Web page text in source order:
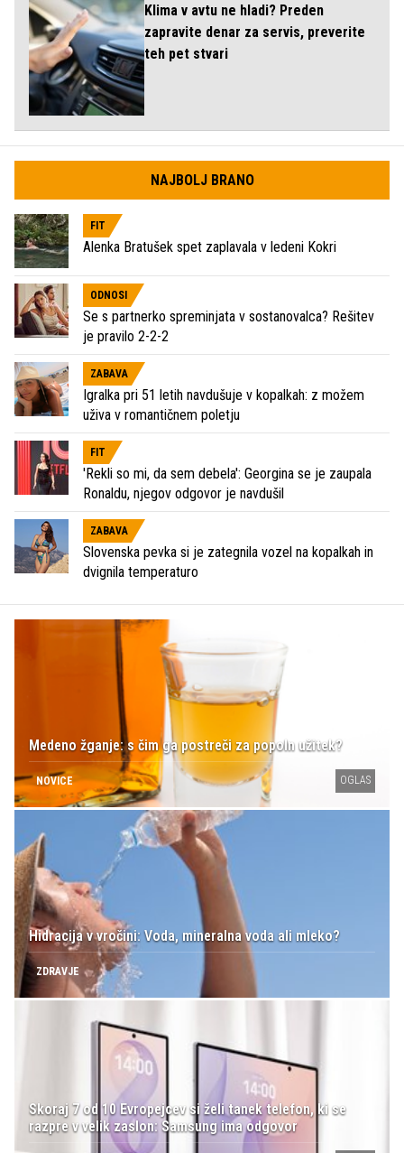
Klima v avtu ne hladi? Preden
zapravite denar za servis, preverite
teh pet stvari
NAJBOLJ BRANO
FIT
Alenka Bratušek spet zaplavala v ledeni Kokri
ODNOSI
Se s partnerko spreminjata v sostanovalca? Rešitev
je pravilo 2-2-2
ZABAVA
Igralka pri 51 letih navdušuje v kopalkah: z možem
uživa v romantičnem poletju
FIT
'Rekli so mi, da sem debela': Georgina se je zaupala
Ronaldu, njegov odgovor je navdušil
ZABAVA
Slovenska pevka si je zategnila vozel na kopalkah in
dvignila temperaturo
Medeno žganje: s čim ga postreči za popoln užitek?
NOVICE OGLAS
Hidracija v vročini: Voda, mineralna voda ali mleko?
ZDRAVJE
Skoraj 7 od 10 Evropejcev si želi tanek telefon, ki se
razpre v velik zaslon: Samsung ima odgovor